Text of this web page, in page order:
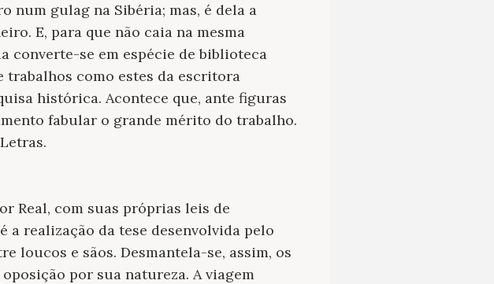
num gulag na Sibéria; mas, é dela a
E, para que não caia na mesma
converte-se em espécie de biblioteca
trabalhos como estes da escritora
histórica. Acontece que, ante figuras
fabular o grande mérito do trabalho.
Real, com suas próprias leis de
a realização da tese desenvolvida pelo
loucos e sãos. Desmantela-se, assim, os
por sua natureza. A viagem